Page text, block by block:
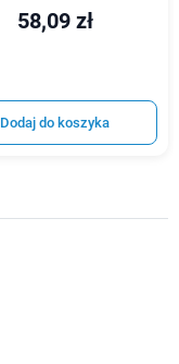
58,09 zł
Dodaj do koszyka